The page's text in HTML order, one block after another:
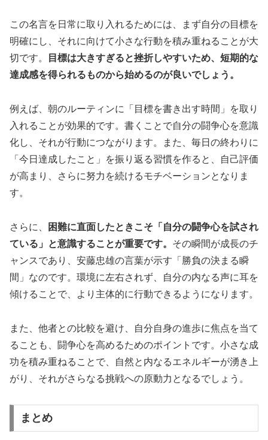
この名言を日常に取り入れるためには、まず自分の目標を
明確にし、それに向けて小さな行動を積み重ねることが大
切です。
目標は大きすぎると挫折しやすいため、短期的な
達成感を得られるものから始めるのが良いでしょう。
例えば、朝のルーティンに「目標を書き出す時間」を取り
入れることが効果的です。書くことで自分の闘争心を意識
化し、それが行動につながります。また、毎日の終わりに
「今日達成したこと」を振り返る習慣を作ると、自己評価
が高まり、さらに努力を続けるモチベーションとなりま
す。
さらに、
困難に直面したときこそ「自分の闘争心を試され
ている」と意識することが重要です。 その瞬間が成長のチ
ャンスであり、安藤忠雄の言葉が示す「勝負の決まる瞬
間」なのです。環境に左右されず、自分の内なる声に耳を
傾けることで、より主体的に行動できるようになります。
また、他者との比較を避け、自分自身の進歩に焦点を当て
ることも、闘争心を高めるためのポイントです。小さな成
功を積み重ねることで、自然と内なるエネルギーが湧き上
がり、それがさらなる挑戦への原動力となるでしょう。
まとめ